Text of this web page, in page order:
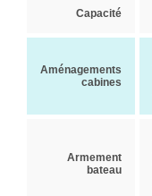
Capacité
Aménagements
cabines
Armement
bateau